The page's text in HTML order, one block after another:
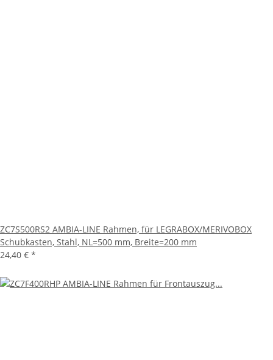
ZC7S500RS2 AMBIA-LINE Rahmen, für LEGRABOX/MERIVOBOX
Schubkasten, Stahl, NL=500 mm, Breite=200 mm
24,40 € *